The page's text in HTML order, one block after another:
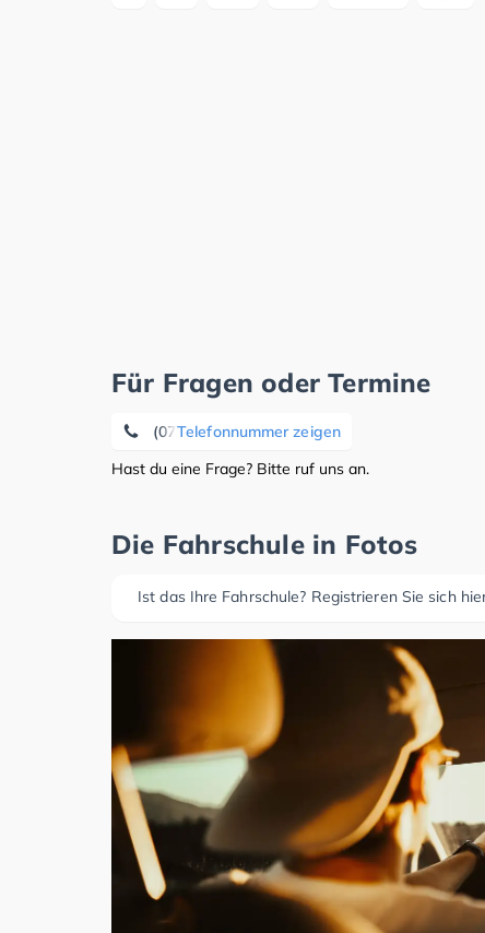
Für Fragen oder Termine
Telefonnummer zeigen
(07195) 9 77 22 01
Hast du eine Frage? Bitte ruf uns an.
Die Fahrschule in Fotos
Ist das Ihre Fahrschule? Registrieren Sie sich